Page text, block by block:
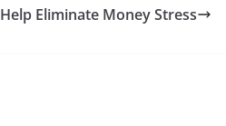
Eliminate Money Stress